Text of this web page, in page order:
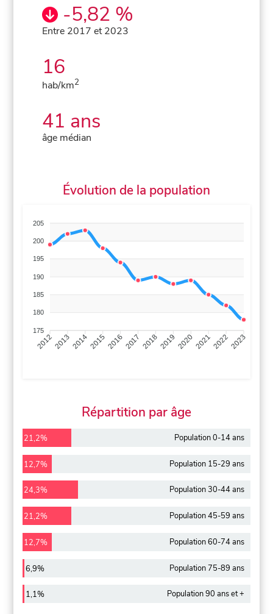
-5,82 %
Entre 2017 et 2023
16
hab/km2
41 ans
âge médian
Évolution de la population
205
200
195
190
185
180
175
201220132014201520162017 20182019 2020202120222023
Répartition par âge
21,2% Population 0-14 ans
12,7% Population 15-29 ans
24,3% Population 30-44 ans
21,2% Population 45-59 ans
12,7% Population 60-74 ans
6,9% Population 75-89 ans
1,1% Population 90 ans et +